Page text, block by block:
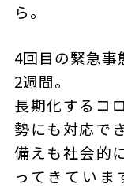
ら。
4回目の緊急
2週間。
長期化するコ
勢にも対応で
備えも社会的
ってきてい